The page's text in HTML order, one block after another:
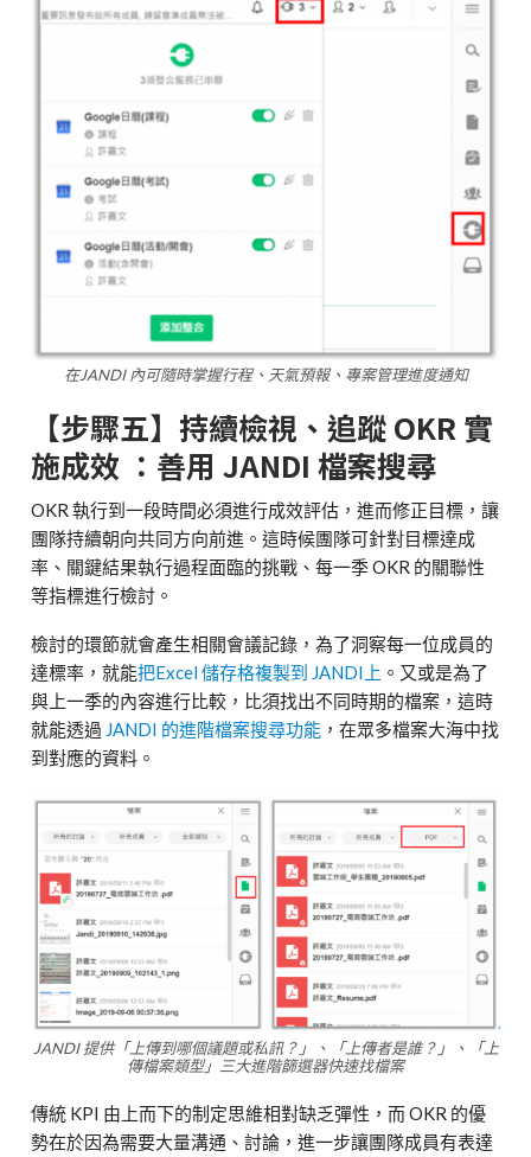
在JANDI 內可隨時掌握行程、天氣預報、專案管理進度通知
【步驟五】持續檢視、追蹤 OKR 實
施成效 ：善用 JANDI 檔案搜尋
OKR 執行到一段時間必須進行成效評估，進而修正目標，讓
團隊持續朝向共同方向前進。這時候團隊可針對目標達成
率、關鍵結果執行過程面臨的挑戰、每一季 OKR 的關聯性
等指標進行檢討。
檢討的環節就會產生相關會議記錄，為了洞察每一位成員的
達標率，就能把Excel 儲存格複製到 JANDI上 。又或是為了
與上一季的內容進行比較，比須找出不同時期的檔案，這時
就能透過 JANDI 的進階檔案搜尋功能 ，在眾多檔案大海中找
到對應的資料。
JANDI 提供「上傳到哪個議題或私訊？」、「上傳者是誰？」、「上
傳檔案類型」三大進階篩選器快速找檔案
傳統 KPI 由上而下的制定思維相對缺乏彈性，而 OKR 的優
勢在於因為需要大量溝通、討論，進一步讓團隊成員有表達